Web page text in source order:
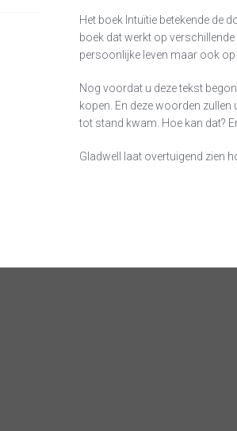
Het boek Intuïtie betekende de
boek dat werkt op
persoonlijke leven maar ook
Nog voordat u deze tekst
kopen. En deze woorden
tot stand kwam. Hoe kan dat?
Gladwell laat overtuigend zien